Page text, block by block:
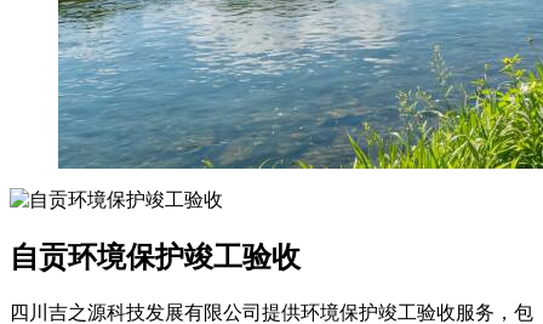
自贡环境保护竣工验收
四川吉之源科技发展有限公司提供环境保护竣工验收服务，包